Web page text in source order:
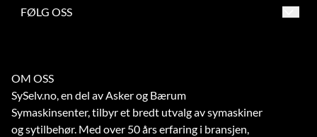
noreply@symaskinsenter.no
Kontakt oss
Verksted
Kontakt oss
FØLG OSS
OM OSS
SySelv.no, en del av Asker og Bærum
Symaskinsenter, tilbyr et bredt utvalg av symaskiner
og sytilbehør. Med over 50 års erfaring i bransjen,